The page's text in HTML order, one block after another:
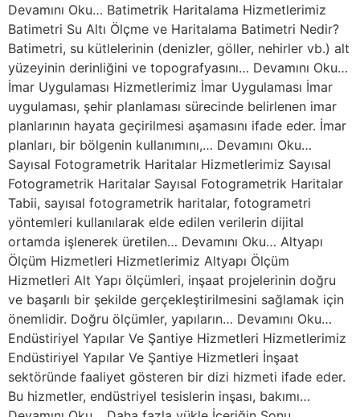
Devamını Oku… Batimetrik Haritalama Hizmetlerimiz
Batimetri Su Altı Ölçme ve Haritalama Batimetri Nedir?
Batimetri, su kütlelerinin (denizler, göller, nehirler vb.) alt
yüzeyinin derinliğini ve topografyasını… Devamını Oku…
İmar Uygulaması Hizmetlerimiz İmar Uygulaması İmar
uygulaması, şehir planlaması sürecinde belirlenen imar
planlarının hayata geçirilmesi aşamasını ifade eder. İmar
planları, bir bölgenin kullanımını,… Devamını Oku…
Sayısal Fotogrametrik Haritalar Hizmetlerimiz Sayısal
Fotogrametrik Haritalar Sayısal Fotogrametrik Haritalar
Tabii, sayısal fotogrametrik haritalar, fotogrametri
yöntemleri kullanılarak elde edilen verilerin dijital
ortamda işlenerek üretilen… Devamını Oku… Altyapı
Ölçüm Hizmetleri Hizmetlerimiz Altyapı Ölçüm
Hizmetleri Alt Yapı ölçümleri, inşaat projelerinin doğru
ve başarılı bir şekilde gerçekleştirilmesini sağlamak için
önemlidir. Doğru ölçümler, yapıların… Devamını Oku…
Endüstiriyel Yapılar Ve Şantiye Hizmetleri Hizmetlerimiz
Endüstiriyel Yapılar Ve Şantiye Hizmetleri İnşaat
sektöründe faaliyet gösteren bir dizi hizmeti ifade eder.
Bu hizmetler, endüstriyel tesislerin inşası, bakımı…